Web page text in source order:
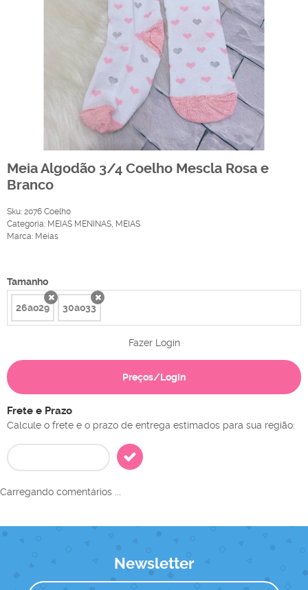
Meia Algodão 3/4 Coelho Mescla Rosa e
Branco
Sku: 2076 Coelho
Categoria: MEIAS MENINAS, MEIAS
Marca: Meias
Tamanho
26ao29
x 30ao33
x
Fazer Login
Preços/Login
Frete e Prazo
Calcule o frete e o prazo de entrega estimados para sua região:
Carregando comentários ...
Newsletter